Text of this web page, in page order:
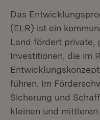
Das
(ELR) ist ein
Land fördert private,
Investitionen, die im
führen. Im
Sicherung und
kleinen und